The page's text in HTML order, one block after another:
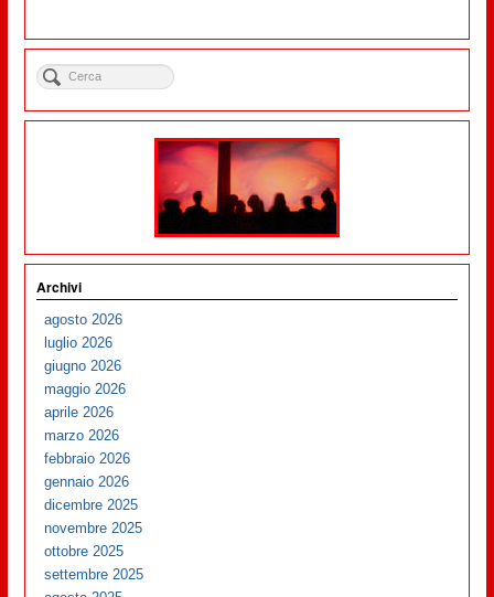
Archivi
agosto 2026
luglio 2026
giugno 2026
maggio 2026
aprile 2026
marzo 2026
febbraio 2026
gennaio 2026
dicembre 2025
novembre 2025
ottobre 2025
settembre 2025